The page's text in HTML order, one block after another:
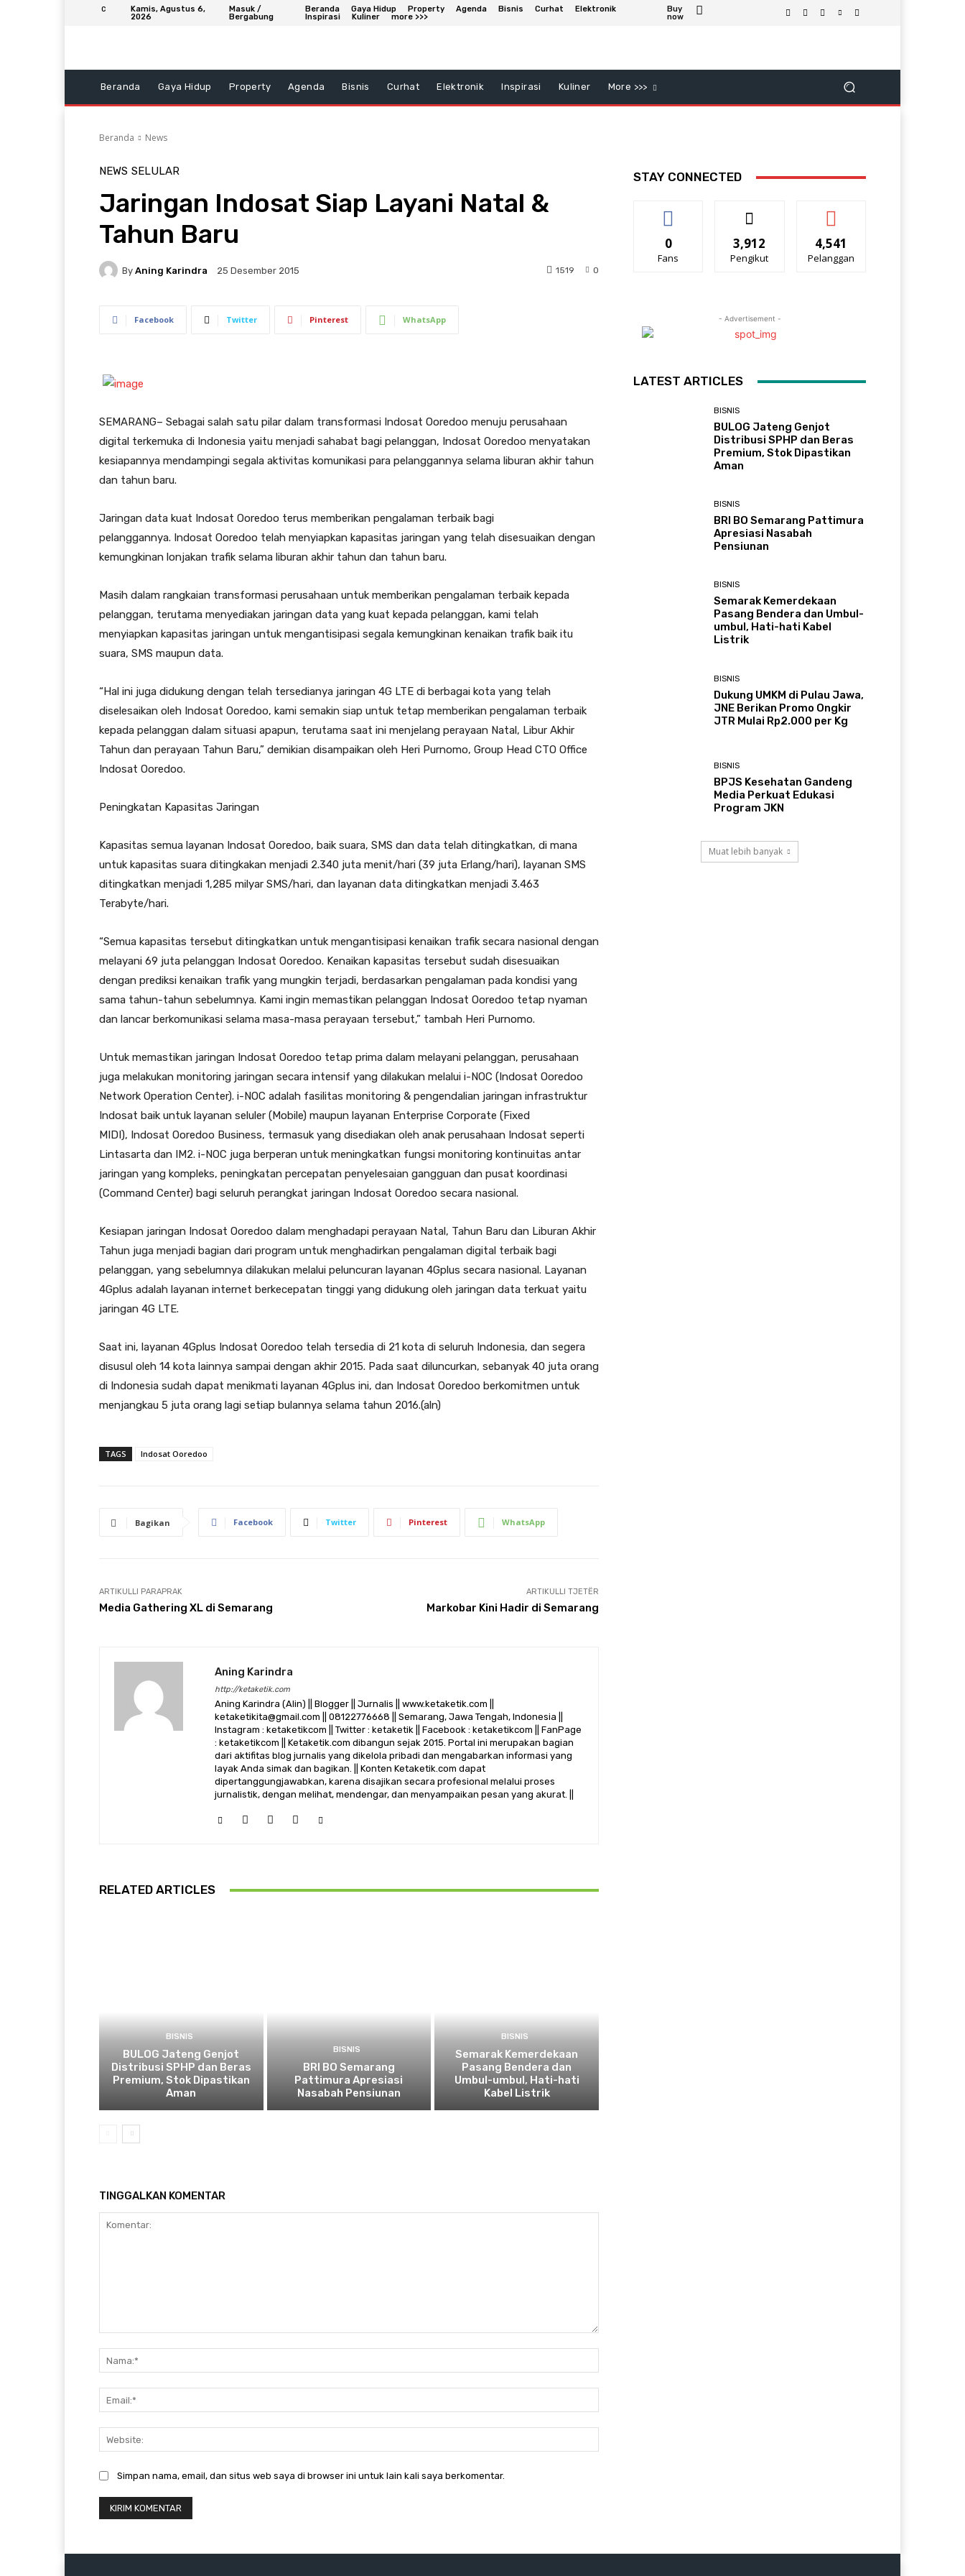
C
Kamis, Agustus 6,
2026
Masuk /
Bergabung
Beranda Gaya Hidup Property Agenda Bisnis Curhat
Elektronik
Inspirasi
Kuliner more >>>
Buy
now
Beranda Gaya Hidup Property Agenda Bisnis Curhat Elektronik Inspirasi Kuliner More >>>
Beranda News
NEWS SELULAR
Jaringan Indosat Siap Layani Natal &
Tahun Baru
By Aning Karindra 25 Desember 2015 0
1519
Facebook Twitter Pinterest WhatsApp
SEMARANG– Sebagai salah satu pilar dalam transformasi Indosat Ooredoo menuju perusahaan
digital terkemuka di Indonesia yaitu menjadi sahabat bagi pelanggan, Indosat Ooredoo menyatakan
kesiapannya mendampingi segala aktivitas komunikasi para pelanggannya selama liburan akhir tahun
dan tahun baru.
Jaringan data kuat Indosat Ooredoo terus memberikan pengalaman terbaik bagi
pelanggannya. Indosat Ooredoo telah menyiapkan kapasitas jaringan yang telah disesuaikan dengan
kemungkinan lonjakan trafik selama liburan akhir tahun dan tahun baru.
Masih dalam rangkaian transformasi perusahaan untuk memberikan pengalaman terbaik kepada
pelanggan, terutama menyediakan jaringan data yang kuat kepada pelanggan, kami telah
menyiapkan kapasitas jaringan untuk mengantisipasi segala kemungkinan kenaikan trafik baik itu
suara, SMS maupun data.
“Hal ini juga didukung dengan telah tersedianya jaringan 4G LTE di berbagai kota yang telah
diselesaikan oleh Indosat Ooredoo, kami semakin siap untuk tetap memberikan pengalaman terbaik
kepada pelanggan dalam situasi apapun, terutama saat ini menjelang perayaan Natal, Libur Akhir
Tahun dan perayaan Tahun Baru,” demikian disampaikan oleh Heri Purnomo, Group Head CTO Office
Indosat Ooredoo.
Peningkatan Kapasitas Jaringan
Kapasitas semua layanan Indosat Ooredoo, baik suara, SMS dan data telah ditingkatkan, di mana
untuk kapasitas suara ditingkakan menjadi 2.340 juta menit/hari (39 juta Erlang/hari), layanan SMS
ditingkatkan menjadi 1,285 milyar SMS/hari, dan layanan data ditingkatkan menjadi 3.463
Terabyte/hari.
“Semua kapasitas tersebut ditingkatkan untuk mengantisipasi kenaikan trafik secara nasional dengan
melayani 69 juta pelanggan Indosat Ooredoo. Kenaikan kapasitas tersebut sudah disesuaikan
dengan prediksi kenaikan trafik yang mungkin terjadi, berdasarkan pengalaman pada kondisi yang
sama tahun-tahun sebelumnya. Kami ingin memastikan pelanggan Indosat Ooredoo tetap nyaman
dan lancar berkomunikasi selama masa-masa perayaan tersebut,” tambah Heri Purnomo.
Untuk memastikan jaringan Indosat Ooredoo tetap prima dalam melayani pelanggan, perusahaan
juga melakukan monitoring jaringan secara intensif yang dilakukan melalui i-NOC (Indosat Ooredoo
Network Operation Center). i-NOC adalah fasilitas monitoring & pengendalian jaringan infrastruktur
Indosat baik untuk layanan seluler (Mobile) maupun layanan Enterprise Corporate (Fixed
MIDI), Indosat Ooredoo Business, termasuk yang disediakan oleh anak perusahaan Indosat seperti
Lintasarta dan IM2. i-NOC juga berperan untuk meningkatkan fungsi monitoring kontinuitas antar
jaringan yang kompleks, peningkatan percepatan penyelesaian gangguan dan pusat koordinasi
(Command Center) bagi seluruh perangkat jaringan Indosat Ooredoo secara nasional.
Kesiapan jaringan Indosat Ooredoo dalam menghadapi perayaan Natal, Tahun Baru dan Liburan Akhir
Tahun juga menjadi bagian dari program untuk menghadirkan pengalaman digital terbaik bagi
pelanggan, yang sebelumnya dilakukan melalui peluncuran layanan 4Gplus secara nasional. Layanan
4Gplus adalah layanan internet berkecepatan tinggi yang didukung oleh jaringan data terkuat yaitu
jaringan 4G LTE.
Saat ini, layanan 4Gplus Indosat Ooredoo telah tersedia di 21 kota di seluruh Indonesia, dan segera
disusul oleh 14 kota lainnya sampai dengan akhir 2015. Pada saat diluncurkan, sebanyak 40 juta orang
di Indonesia sudah dapat menikmati layanan 4Gplus ini, dan Indosat Ooredoo berkomitmen untuk
menjangkau 5 juta orang lagi setiap bulannya selama tahun 2016.(aln)
TAGS Indosat Ooredoo
Bagikan Facebook Twitter Pinterest WhatsApp
ARTIKULLI PARAPRAK
Media Gathering XL di Semarang
ARTIKULLI TJETËR
Markobar Kini Hadir di Semarang
Aning Karindra
http://ketaketik.com
Aning Karindra (Alin) || Blogger || Jurnalis || www.ketaketik.com ||
ketaketikita@gmail.com || 08122776668 || Semarang, Jawa Tengah, Indonesia ||
Instagram : ketaketikcom || Twitter : ketaketik || Facebook : ketaketikcom || FanPage
: ketaketikcom || Ketaketik.com dibangun sejak 2015. Portal ini merupakan bagian
dari aktifitas blog jurnalis yang dikelola pribadi dan mengabarkan informasi yang
layak Anda simak dan bagikan. || Konten Ketaketik.com dapat
dipertanggungjawabkan, karena disajikan secara profesional melalui proses
jurnalistik, dengan melihat, mendengar, dan menyampaikan pesan yang akurat. ||
RELATED ARTICLES
BISNIS
BULOG Jateng Genjot
Distribusi SPHP dan Beras
Premium, Stok Dipastikan
Aman
BISNIS
BRI BO Semarang
Pattimura Apresiasi
Nasabah Pensiunan
BISNIS
Semarak Kemerdekaan
Pasang Bendera dan
Umbul-umbul, Hati-hati
Kabel Listrik
TINGGALKAN KOMENTAR
Simpan nama, email, dan situs web saya di browser ini untuk lain kali saya berkomentar.
STAY CONNECTED
0
Fans
3,912
Pengikut
4,541
Pelanggan
- Advertisement -
LATEST ARTICLES
BISNIS
BULOG Jateng Genjot
Distribusi SPHP dan Beras
Premium, Stok Dipastikan
Aman
BISNIS
BRI BO Semarang Pattimura
Apresiasi Nasabah
Pensiunan
BISNIS
Semarak Kemerdekaan
Pasang Bendera dan Umbul-
umbul, Hati-hati Kabel
Listrik
BISNIS
Dukung UMKM di Pulau Jawa,
JNE Berikan Promo Ongkir
JTR Mulai Rp2.000 per Kg
BISNIS
BPJS Kesehatan Gandeng
Media Perkuat Edukasi
Program JKN
Muat lebih banyak